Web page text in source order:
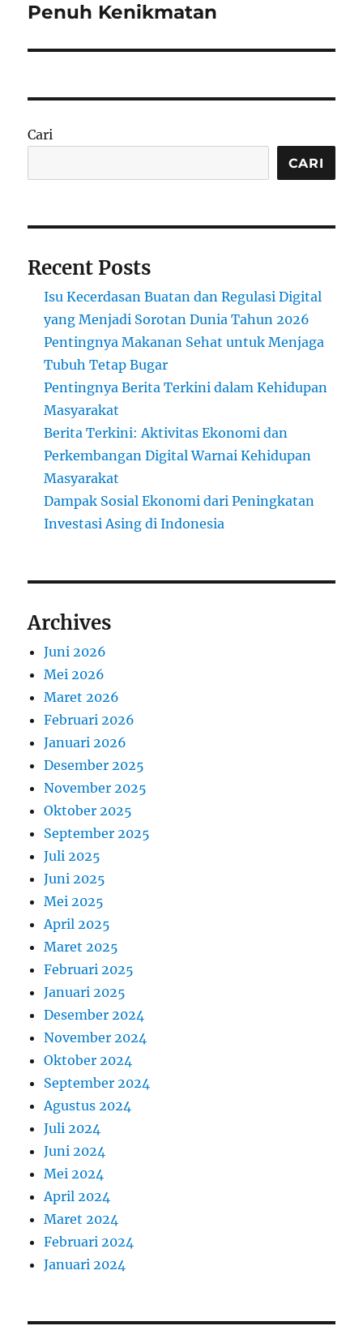
Penuh Kenikmatan
Cari
CARI
Recent Posts
Isu Kecerdasan Buatan dan Regulasi Digital
yang Menjadi Sorotan Dunia Tahun 2026
Pentingnya Makanan Sehat untuk Menjaga
Tubuh Tetap Bugar
Pentingnya Berita Terkini dalam Kehidupan
Masyarakat
Berita Terkini: Aktivitas Ekonomi dan
Perkembangan Digital Warnai Kehidupan
Masyarakat
Dampak Sosial Ekonomi dari Peningkatan
Investasi Asing di Indonesia
Archives
Juni 2026
Mei 2026
Maret 2026
Februari 2026
Januari 2026
Desember 2025
November 2025
Oktober 2025
September 2025
Juli 2025
Juni 2025
Mei 2025
April 2025
Maret 2025
Februari 2025
Januari 2025
Desember 2024
November 2024
Oktober 2024
September 2024
Agustus 2024
Juli 2024
Juni 2024
Mei 2024
April 2024
Maret 2024
Februari 2024
Januari 2024